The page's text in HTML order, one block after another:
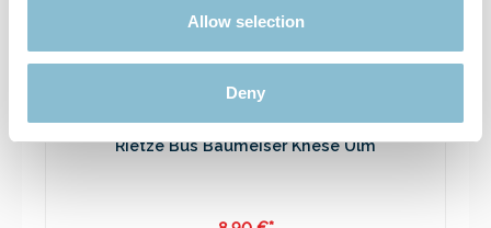
Allow selection
Deny
Rietze Bus Baumeiser Knese Ulm